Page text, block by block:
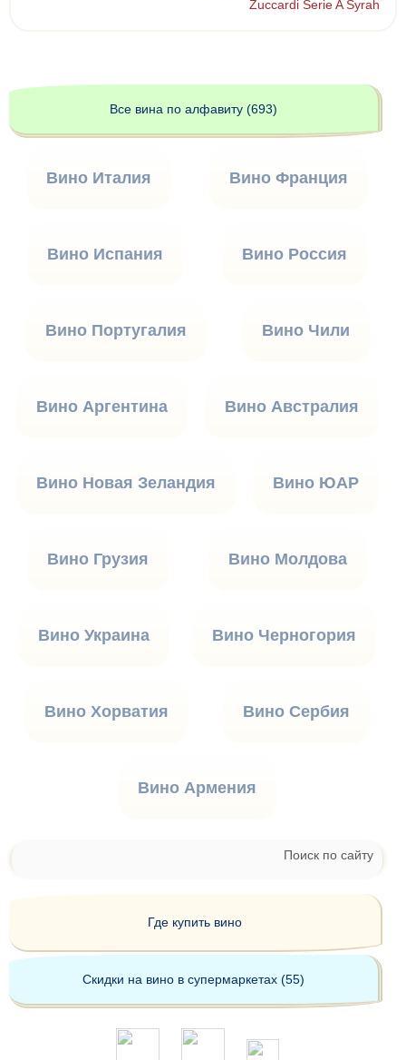
Zuccardi Serie A Syrah
Все вина по алфавиту (693)
Вино Италия Вино Франция
Вино Испания Вино Россия
Вино Португалия Вино Чили
Вино Аргентина Вино Австралия
Вино Новая Зеландия Вино ЮАР
Вино Грузия Вино Молдова
Вино Украина Вино Черногория
Вино Хорватия Вино Сербия
Вино Армения
Поиск по сайту
Где купить вино
Скидки на вино в супермаркетах (55)